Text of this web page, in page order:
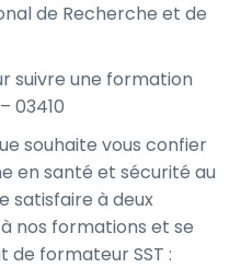
de Recherche et de
suivre une formation
03410
souhaite vous confier
en santé et sécurité au
satisfaire à deux
nos formations et se
formateur SST :